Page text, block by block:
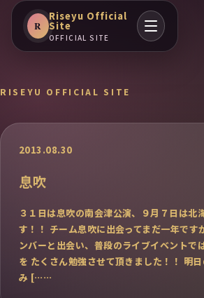
R
Riseyu Official
Site
OFFICIAL SITE
RISEYU OFFICIAL SITE
2013.08.30
息吹
３１日は息吹の南会津公演、９月７日は北
す！！ チーム息吹に出会ってまだ一年です
ンバーと出会い、普段のライブイベントで
を たくさん勉強させて頂きました！！ 明
み [……